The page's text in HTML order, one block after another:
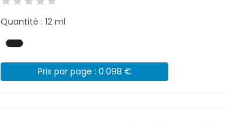
Quantité : 12 ml
Prix par page : 0.098 €